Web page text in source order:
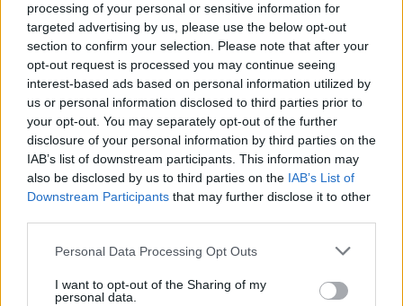
processing of your personal or sensitive information for
targeted advertising by us, please use the below opt-out
section to confirm your selection. Please note that after your
opt-out request is processed you may continue seeing
interest-based ads based on personal information utilized by
us or personal information disclosed to third parties prior to
your opt-out. You may separately opt-out of the further
disclosure of your personal information by third parties on the
IAB’s list of downstream participants. This information may
also be disclosed by us to third parties on the IAB’s List of
Downstream Participants that may further disclose it to other
Please note that this website/app uses one or more Google
not limited to your visit or usage behaviour. You may click to
Personal Data Processing Opt Outs
I want to opt-out of the Sharing of my
personal data.